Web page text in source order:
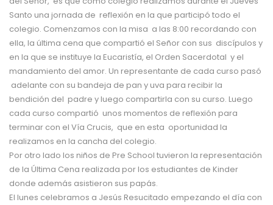
Santo una jornada de reflexión en la que participó todo el
colegio. Comenzamos con la misa a las 8:00 recordando con
ella, la última cena que compartió el Señor con sus discípulos y
en la que se instituye la Eucaristía, el Orden Sacerdotal y el
mandamiento del amor. Un representante de cada curso pasó
adelante con su bandeja de pan y uva para recibir la
bendición del padre y luego compartirla con su curso. Luego
cada curso compartió unos momentos de reflexión para
terminar con el Vía Crucis, que en esta oportunidad la
realizamos en la cancha del colegio.
Por otro lado los niños de Pre School tuvieron la representación
de la Última Cena realizada por los estudiantes de Kinder
donde además asistieron sus papás.
El lunes celebramos a Jesús Resucitado empezando el día con